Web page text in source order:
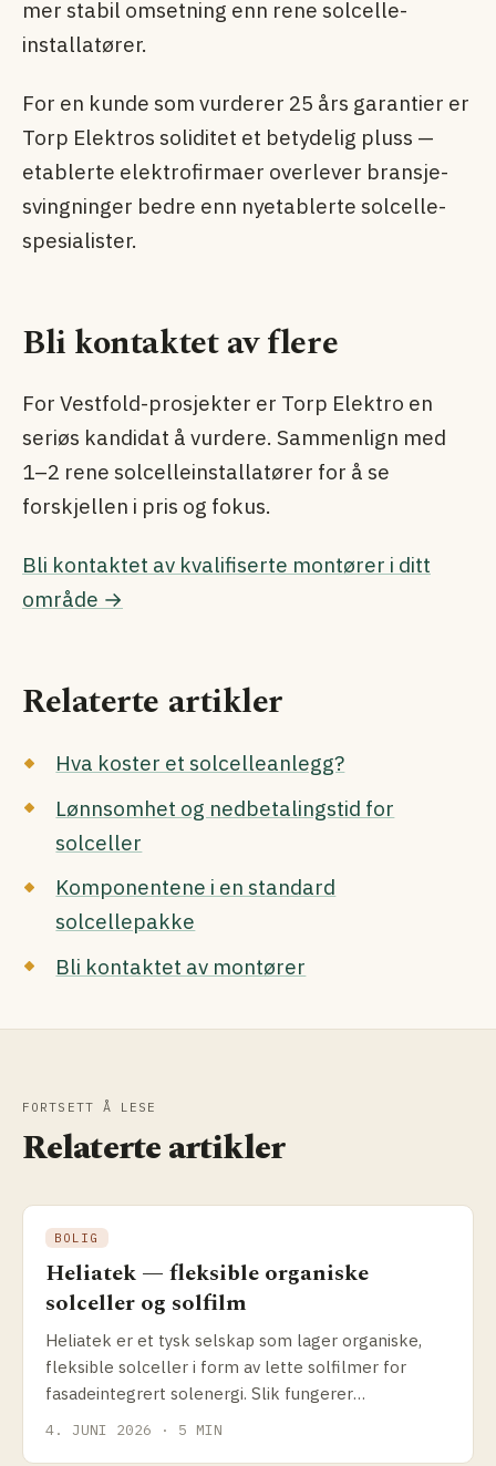
mer stabil omsetning enn rene solcelle­
installatører.
For en kunde som vurderer 25 års garantier er
Torp Elektros soliditet et betydelig pluss —
etablerte elektrofirmaer overlever bransje­
svingninger bedre enn nyetablerte solcelle­
spesialister.
Bli kontaktet av flere
For Vestfold-prosjekter er Torp Elektro en
seriøs kandidat å vurdere. Sammenlign med
1–2 rene solcelle­installatører for å se
forskjellen i pris og fokus.
Bli kontaktet av kvalifiserte montører i ditt
område →
Relaterte artikler
Hva koster et solcelleanlegg?
Lønnsomhet og nedbetalingstid for
solceller
Komponentene i en standard
solcellepakke
Bli kontaktet av montører
FORTSETT Å LESE
Relaterte artikler
BOLIG
Heliatek — fleksible organiske
solceller og solfilm
Heliatek er et tysk selskap som lager organiske,
fleksible solceller i form av lette solfilmer for
fasadeintegrert solenergi. Slik fungerer
4. JUNI 2026 · 5 MIN